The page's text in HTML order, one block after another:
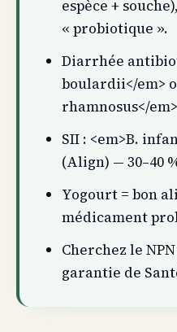
espèce +
« probiotique ».
Diarrhée
boulardii</em>
rhamnosus</
SII : <em>B.
(Align) — 30–40
Yogourt = bon
médicament
Cherchez le
garantie de